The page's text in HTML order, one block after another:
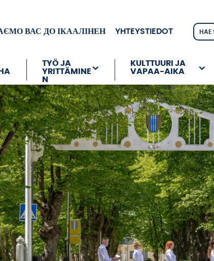
ВАС ДО ІКААЛІНЕН YHTEYSTIEDOT
TYÖ JA
YRITTÄMINE
N
KULTTUURI JA
VAPAA-AIKA